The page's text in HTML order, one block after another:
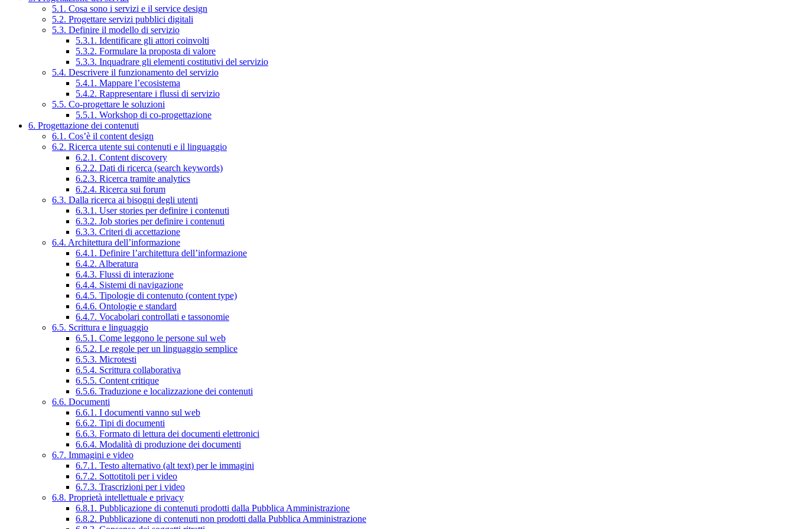
5.1. Cosa sono i servizi e il service design
5.2. Progettare servizi pubblici digitali
5.3. Definire il modello di servizio
5.3.1. Identificare gli attori coinvolti
5.3.2. Formulare la proposta di valore
5.3.3. Inquadrare gli elementi costitutivi del servizio
5.4. Descrivere il funzionamento del servizio
5.4.1. Mappare l’ecosistema
5.4.2. Rappresentare i flussi di servizio
5.5. Co-progettare le soluzioni
5.5.1. Workshop di co-progettazione
6. Progettazione dei contenuti
6.1. Cos’è il content design
6.2. Ricerca utente sui contenuti e il linguaggio
6.2.1. Content discovery
6.2.2. Dati di ricerca (search keywords)
6.2.3. Ricerca tramite analytics
6.2.4. Ricerca sui forum
6.3. Dalla ricerca ai bisogni degli utenti
6.3.1. User stories per definire i contenuti
6.3.2. Job stories per definire i contenuti
6.3.3. Criteri di accettazione
6.4. Architettura dell’informazione
6.4.1. Definire l’architettura dell’informazione
6.4.2. Alberatura
6.4.3. Flussi di interazione
6.4.4. Sistemi di navigazione
6.4.5. Tipologie di contenuto (content type)
6.4.6. Ontologie e standard
6.4.7. Vocabolari controllati e tassonomie
6.5. Scrittura e linguaggio
6.5.1. Come leggono le persone sul web
6.5.2. Le regole per un linguaggio semplice
6.5.3. Microtesti
6.5.4. Scrittura collaborativa
6.5.5. Content critique
6.5.6. Traduzione e localizzazione dei contenuti
6.6. Documenti
6.6.1. I documenti vanno sul web
6.6.2. Tipi di documenti
6.6.3. Formato di lettura dei documenti elettronici
6.6.4. Modalità di produzione dei documenti
6.7. Immagini e video
6.7.1. Testo alternativo (alt text) per le immagini
6.7.2. Sottotitoli per i video
6.7.3. Trascrizioni per i video
6.8. Proprietà intellettuale e privacy
6.8.1. Pubblicazione di contenuti prodotti dalla Pubblica Amministrazione
6.8.2. Pubblicazione di contenuti non prodotti dalla Pubblica Amministrazione